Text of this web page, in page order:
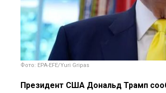
Фото: EPA-EFE/Yuri Gripas
Президент США Дональд Трамп